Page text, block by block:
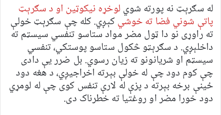
له سګرېټ نه پورته شويلوخړه نیکوټین او د سګرېټ
پاتې شوني فضا ته خوشيکېږي. کله چې سګرېټ خولې
ته راوړی نو دا ټول مضر مواد ستاسو تنفسي سیسټم ته
داخلېږي. د سګرېټو څکول ستاسو پوستکي، تنفسي
سیسټم او شریانونو ته زیان رسوي. بل ضرر یې دادی
چې کوم دود چې له خولې بېرته اخراجیږي، د هغه دود
ځینې برخه بېرته د پزې له لارې تنفس کوی چې له لومړي
دود خورا مضر او روغتیا ته خطرناک دی.